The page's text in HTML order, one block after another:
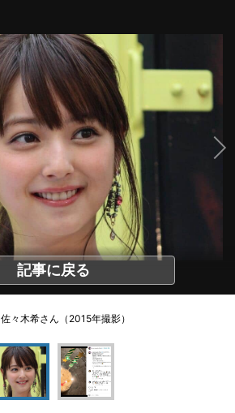
記事に戻る
佐々木希さん（2015年撮影）